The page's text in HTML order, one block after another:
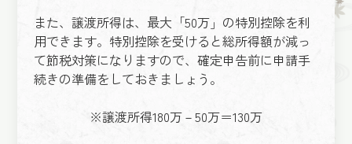
また、譲渡所得は、最大「50万」の特別控除を利
用できます。特別控除を受けると総所得額が減っ
て節税対策になりますので、確定申告前に申請手
続きの準備をしておきましょう。
※譲渡所得180万－50万＝130万